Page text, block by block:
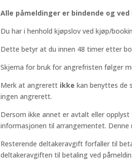
Alle påmeldinger er bindende og
Du har i henhold kjøpslov ved kjøp/
Dette betyr at du innen 48 timer etter
Skjema for bruk for angrefristen følger
Merk at angrerett ikke kan benyttes de
ingen angrerett.
Dersom ikke annet er avtalt eller
informasjonen til arrangementet. Denne
Resterende deltakeravgift forfaller til
deltakeravgiften til betaling ved